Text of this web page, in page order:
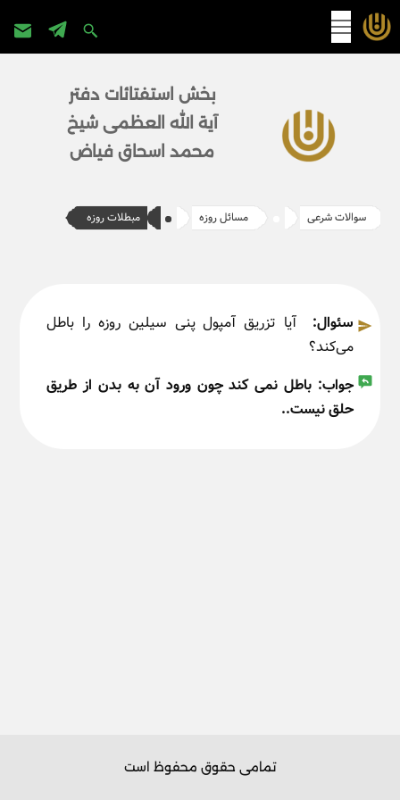
پرش
بخش استفتائات دفتر
آیة الله العظمی شیخ
محمد اسحاق فیاض
سوالات شرعی مسائل روزه مبطلات روزه
سئوال: آیا تزریق آمپول پنی سیلین روزه را باطل
می‌کند؟
جواب: باطل نمی کند چون ورود آن به بدن از طریق
حلق نیست..
تمامی حقوق محفوظ است